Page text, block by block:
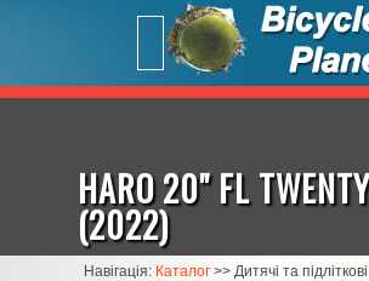
HARO 20" FL TWENTY
(2022)
Навігація: Каталог >> Дитячі та підліткові